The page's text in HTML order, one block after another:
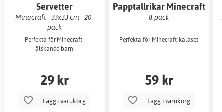
Servetter
Minecraft - 33x33 cm - 20-
pack
Perfekta för Minecraft-
älskande barn
29 kr
Lägg i varukorg
Papptallrikar Minecraft
23 cm
8-pack
Perfekta för Minecraft-kalaset
59 kr
Lägg i varukorg